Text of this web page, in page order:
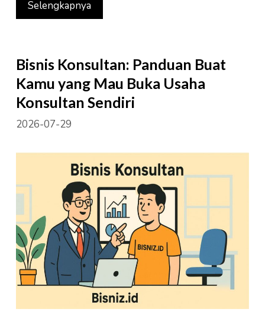
Selengkapnya
Bisnis Konsultan: Panduan Buat
Kamu yang Mau Buka Usaha
Konsultan Sendiri
2026-07-29